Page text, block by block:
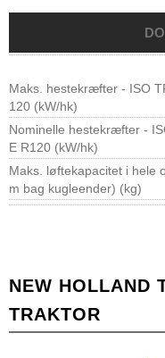
Maks. hestekræfter - ISO
120 (kW/hk)
Nominelle hestekræfter -
E R120 (kW/hk)
Maks. løftekapacitet i hele
m bag kugleender) (kg)
NEW HOLLAND
TRAKTOR